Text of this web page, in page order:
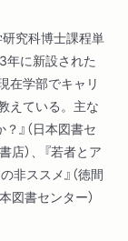
究科博士課程単
に新設された
在学部でキャリ
えている。主な
』（日本図書セ
店）、『若者とア
非ススメ』（徳間
図書センター）